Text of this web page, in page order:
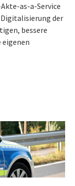
as-a-Service
der
bessere